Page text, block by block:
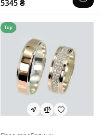
5345 ₴
Top